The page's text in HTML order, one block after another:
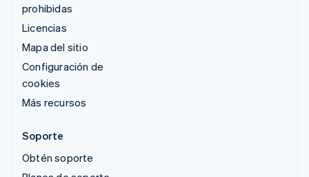
prohibidas
Licencias
Mapa del sitio
Configuración de
cookies
Más recursos
Soporte
Obtén soporte